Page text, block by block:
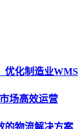
优化制造业WMS
场高效运营
的物流解决方案